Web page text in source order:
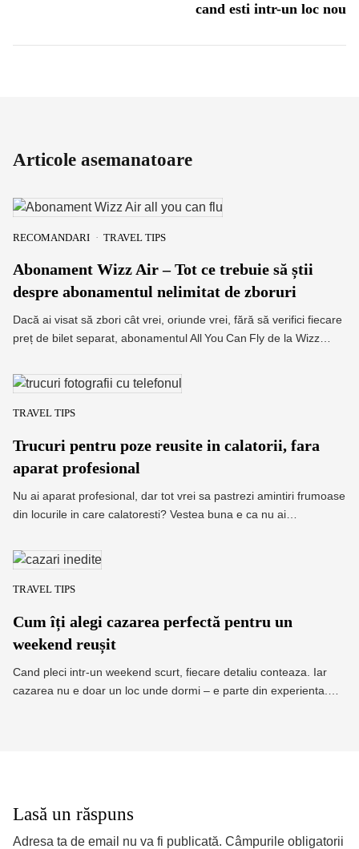
cand esti intr-un loc nou
Articole asemanatoare
RECOMANDARI TRAVEL TIPS
Abonament Wizz Air – Tot ce trebuie să știi
despre abonamentul nelimitat de zboruri
Dacă ai visat să zbori cât vrei, oriunde vrei, fără să verifici fiecare
preț de bilet separat, abonamentul All You Can Fly de la Wizz…
TRAVEL TIPS
Trucuri pentru poze reusite in calatorii, fara
aparat profesional
Nu ai aparat profesional, dar tot vrei sa pastrezi amintiri frumoase
din locurile in care calatoresti? Vestea buna e ca nu ai…
TRAVEL TIPS
Cum îți alegi cazarea perfectă pentru un
weekend reușit
Cand pleci intr-un weekend scurt, fiecare detaliu conteaza. Iar
cazarea nu e doar un loc unde dormi – e parte din experienta.…
Lasă un răspuns
Adresa ta de email nu va fi publicată. Câmpurile obligatorii